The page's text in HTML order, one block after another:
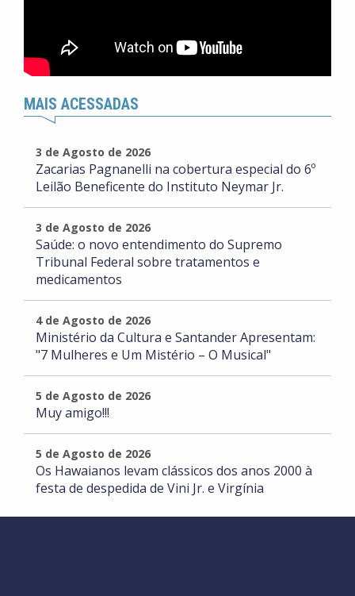
MAIS ACESSADAS
3 de Agosto de 2026
Zacarias Pagnanelli na cobertura especial do 6º
Leilão Beneficente do Instituto Neymar Jr.
3 de Agosto de 2026
Saúde: o novo entendimento do Supremo
Tribunal Federal sobre tratamentos e
medicamentos
4 de Agosto de 2026
Ministério da Cultura e Santander Apresentam:
"7 Mulheres e Um Mistério – O Musical"
5 de Agosto de 2026
Muy amigo!!!
5 de Agosto de 2026
Os Hawaianos levam clássicos dos anos 2000 à
festa de despedida de Vini Jr. e Virgínia